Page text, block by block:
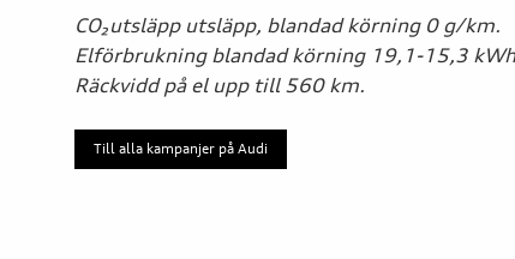
CO₂utsläpp utsläpp, blandad körning 0 g/km.
Elförbrukning blandad körning 19,1-15,3
Räckvidd på el upp till 560 km.
Till alla kampanjer på Audi